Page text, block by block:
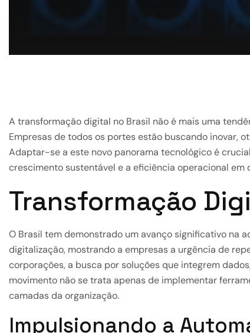
A transformação digital no Brasil não é mais uma
Empresas de todos os portes estão buscando inovar,
Adaptar-se a este novo panorama tecnológico é
crescimento sustentável e a eficiência operacional em
Transformação
O Brasil tem demonstrado um avanço significativo na
digitalização, mostrando a empresas a urgência de
corporações, a busca por soluções que integrem
movimento não se trata apenas de implementar
camadas da organização.
Impulsionando a